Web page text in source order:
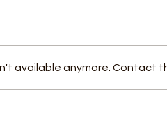
available anymore. Contact